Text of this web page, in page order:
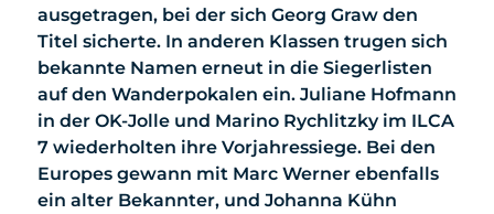
ausgetragen, bei der sich Georg Graw den
Titel sicherte. In anderen Klassen trugen sich
bekannte Namen erneut in die Siegerlisten
auf den Wanderpokalen ein. Juliane Hofmann
in der OK-Jolle und Marino Rychlitzky im ILCA
7 wiederholten ihre Vorjahressiege. Bei den
Europes gewann mit Marc Werner ebenfalls
ein alter Bekannter, und Johanna Kühn